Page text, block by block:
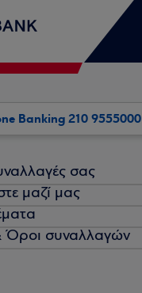
Banking 210 9555000
σας
μαζί μας
Όροι συναλλαγών